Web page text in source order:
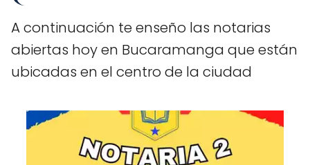
A continuación te enseño las notarias
abiertas hoy en Bucaramanga que están
ubicadas en el centro de la ciudad